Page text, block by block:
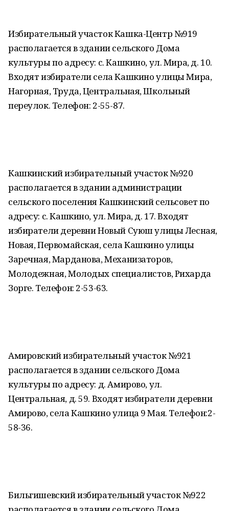
Избирательный участок Кашка-Центр №919
располагается в здании сельского Дома
культуры по адресу: с. Кашкино, ул. Мира, д. 10.
Входят избиратели села Кашкино улицы Мира,
Нагорная, Труда, Центральная, Школьный
переулок. Телефон: 2-55-87.
Кашкинский избирательный участок №920
располагается в здании администрации
сельского поселения Кашкинский сельсовет по
адресу: с. Кашкино, ул. Мира, д. 17. Входят
избиратели деревни Новый Суюш улицы Лесная,
Новая, Первомайская, села Кашкино улицы
Заречная, Марданова, Механизаторов,
Молодежная, Молодых специалистов, Рихарда
Зорге. Телефон: 2-53-63.
Амировский избирательный участок №921
располагается в здании сельского Дома
культуры по адресу: д. Амирово, ул.
Центральная, д. 59. Входят избиратели деревни
Амирово, села Кашкино улица 9 Мая. Телефон:2-
58-36.
Бильгишевский избирательный участок №922